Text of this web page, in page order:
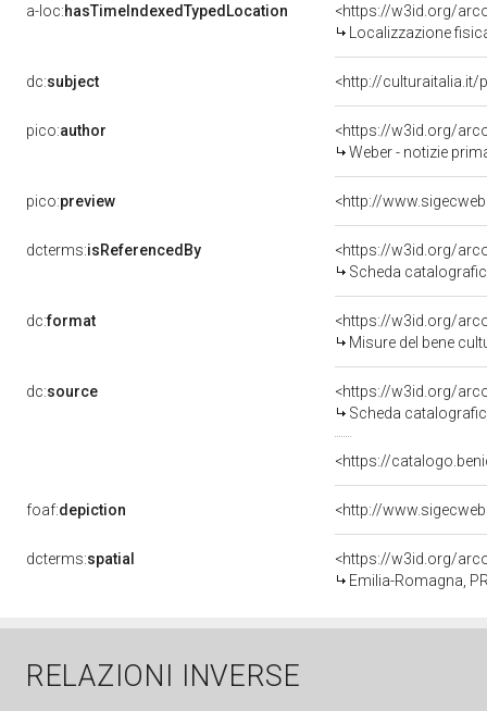
a-loc:hasTimeIndexedTypedLocation
<https://w3id.org/
Localizzazione
dc:subject <http://culturaitalia.it/
pico:author
<https://w3id.org/
Weber - notizie
pico:preview
dcterms:isReferencedBy
<https://w3id.org/
Scheda
dc:format
<https://w3id.org/
Misure del bene
dc:source
<https://w3id.org/
Scheda
<https://
foaf:depiction
dcterms:spatial
<https://w3id.org/
Emilia-Romagna,
RELAZIONI INVERSE